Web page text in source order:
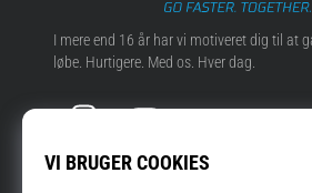
Top4Running.dk
I mere end 16 år har vi motiveret dig til at
løbe. Hurtigere. Med os. Hver dag.
Instagram
YouTube